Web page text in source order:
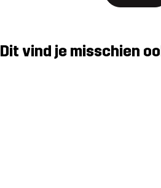
Dit vind je misschien